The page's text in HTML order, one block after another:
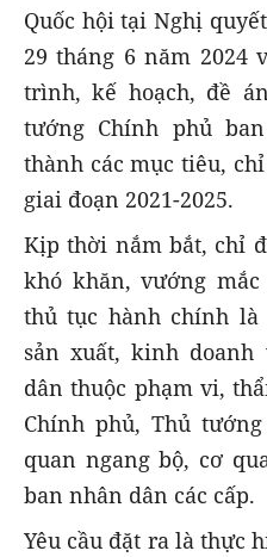
Quốc hội tại Nghị
29 tháng 6 năm 2024
trình, kế hoạch, đề
tướng Chính phủ
thành các mục tiêu,
giai đoạn 2021-2025.
Kịp thời nắm bắt, chỉ
khó khăn, vướng
thủ tục hành chính là
sản xuất, kinh
dân thuộc phạm vi,
Chính phủ, Thủ
quan ngang bộ, cơ
ban nhân dân các cấp.
Yêu cầu đặt ra là thực